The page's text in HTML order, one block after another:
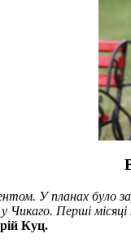
У планах було
у Чикаго. Перші
Куц.